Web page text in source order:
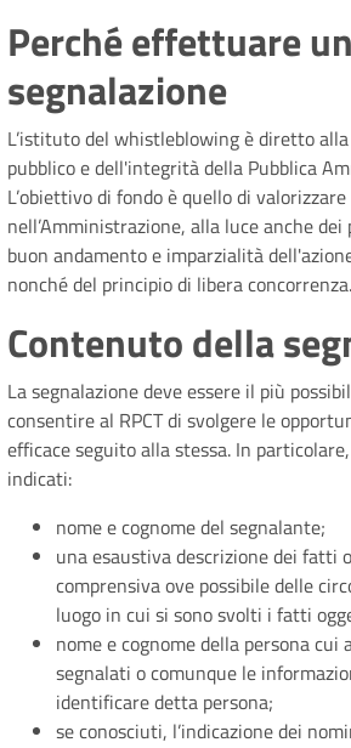
Perché effettuare
segnalazione
L’istituto del whistleblowing è diretto
pubblico e dell'integrità della Pubblica
L’obiettivo di fondo è quello di
nell’Amministrazione, alla luce anche
buon andamento e imparzialità
nonché del principio di libera concorrenza.
Contenuto della
La segnalazione deve essere il più
consentire al RPCT di svolgere le
efficace seguito alla stessa. In
indicati:
nome e cognome del segnalante;
una esaustiva descrizione dei fatti
comprensiva ove possibile delle
luogo in cui si sono svolti i fatti
nome e cognome della persona
segnalati o comunque le
identificare detta persona;
se conosciuti, l’indicazione dei